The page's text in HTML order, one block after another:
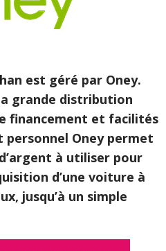
est géré par Oney.
grande distribution
financement et facilités
personnel Oney permet
à utiliser pour
d’une voiture à
jusqu’à un simple